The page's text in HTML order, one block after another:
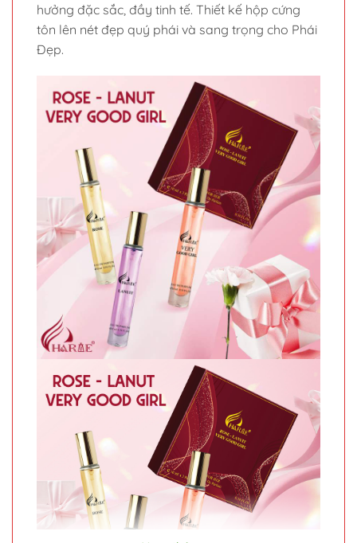
hưởng đặc sắc, đầy tinh tế. Thiết kế hộp cứng
tôn lên nét đẹp quý phái và sang trọng cho Phái
Đẹp.